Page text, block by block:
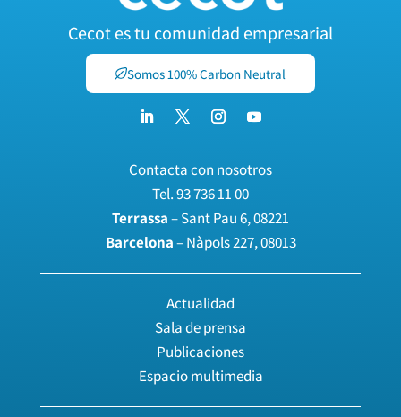
Cecot es tu comunidad empresarial
Somos 100% Carbon Neutral
Contacta con nosotros
Tel.93 736 11 00
Terrassa– Sant Pau 6, 08221
Barcelona– Nàpols 227, 08013
Actualidad
Sala de prensa
Publicaciones
Espacio multimedia